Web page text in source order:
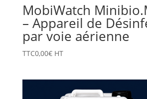
MobiWatch
– Appareil de
par voie aérienne
TTC0,00€HT